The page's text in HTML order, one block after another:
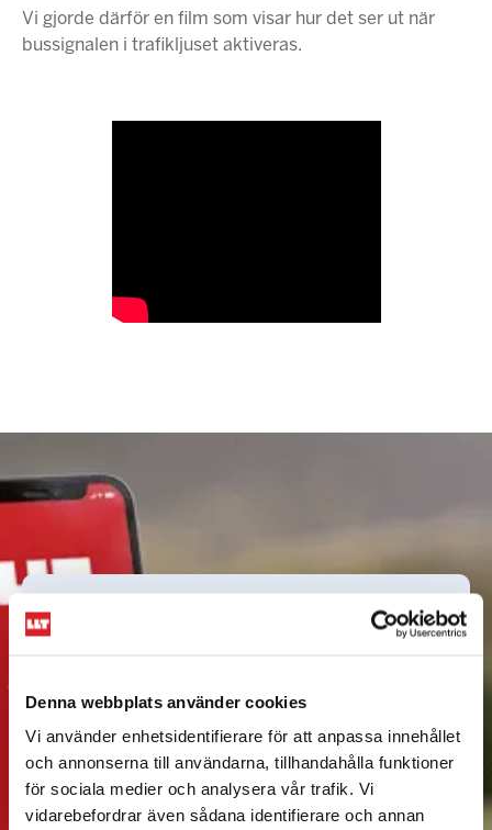
Denna webbplats använder cookies
Vi använder enhetsidentifierare för att anpassa innehållet
och annonserna till användarna, tillhandahålla funktioner
för sociala medier och analysera vår trafik. Vi
vidarebefordrar även sådana identifierare och annan
Vi gjorde därför en film som visar hur det ser ut när
bussignalen i trafikljuset aktiveras.
Tidtabell och biljetter,
betala med Swish, betalkort eller Klarna.
Appen innehåller också många smarta
funktioner som gör det enklare att resa.